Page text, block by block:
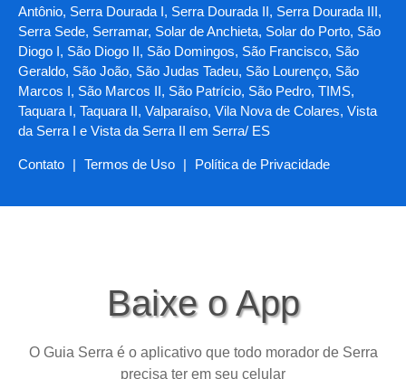
Antônio, Serra Dourada I, Serra Dourada II, Serra Dourada III,
Serra Sede, Serramar, Solar de Anchieta, Solar do Porto, São
Diogo I, São Diogo II, São Domingos, São Francisco, São
Geraldo, São João, São Judas Tadeu, São Lourenço, São
Marcos I, São Marcos II, São Patrício, São Pedro, TIMS,
Taquara I, Taquara II, Valparaíso, Vila Nova de Colares, Vista
da Serra I e Vista da Serra II em Serra/ ES
Contato | Termos de Uso | Política de Privacidade
Baixe o App
O Guia Serra é o aplicativo que todo morador de Serra
precisa ter em seu celular